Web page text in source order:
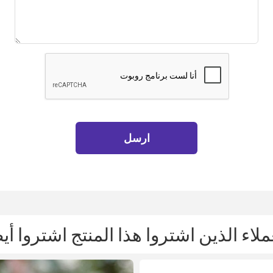
ارسل
الذين اشتروا هذا المنتج اشتروا